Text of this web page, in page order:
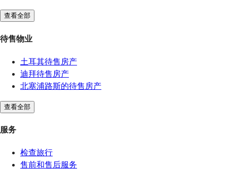
查看全部
待售物业
土耳其待售房产
迪拜待售房产
北塞浦路斯的待售房产
查看全部
服务
检查旅行
售前和售后服务